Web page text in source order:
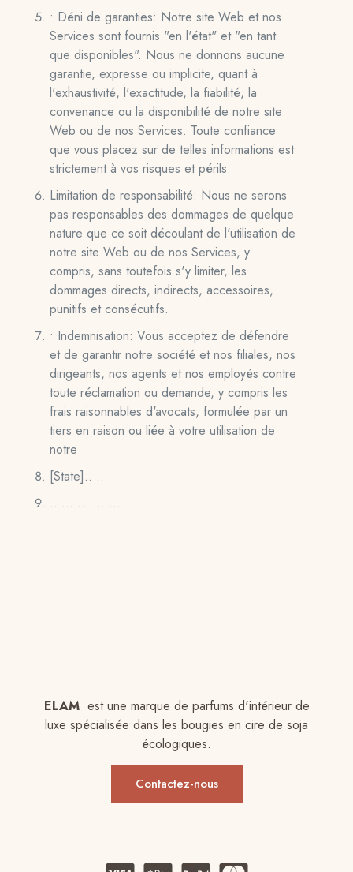
• Déni de garanties: Notre site Web et nos
Services sont fournis "en l'état" et "en tant
que disponibles". Nous ne donnons aucune
garantie, expresse ou implicite, quant à
l'exhaustivité, l'exactitude, la fiabilité, la
convenance ou la disponibilité de notre site
Web ou de nos Services. Toute confiance
que vous placez sur de telles informations est
strictement à vos risques et périls.
Limitation de responsabilité: Nous ne serons
pas responsables des dommages de quelque
nature que ce soit découlant de l'utilisation de
notre site Web ou de nos Services, y
compris, sans toutefois s'y limiter, les
dommages directs, indirects, accessoires,
punitifs et consécutifs.
• Indemnisation: Vous acceptez de défendre
et de garantir notre société et nos filiales, nos
dirigeants, nos agents et nos employés contre
toute réclamation ou demande, y compris les
frais raisonnables d'avocats, formulée par un
tiers en raison ou liée à votre utilisation de
notre
[State].. ..
.. ... ... ... ...
ELAM est une marque de parfums d'intérieur de
luxe spécialisée dans les bougies en cire de soja
écologiques.
Contactez-nous